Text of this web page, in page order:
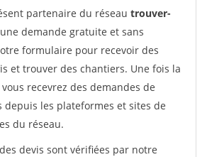
partenaire du réseau trouver-
demande gratuite et sans
formulaire pour recevoir des
et trouver des chantiers. Une fois la
recevrez des demandes de
depuis les plateformes et sites de
du réseau.
devis sont vérifiées par notre